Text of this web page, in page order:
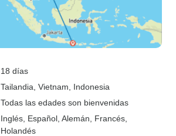
18 días
Tailandia , Vietnam , Indonesia
Todas las edades son bienvenidas
Inglés, Español, Alemán, Francés,
Holandés